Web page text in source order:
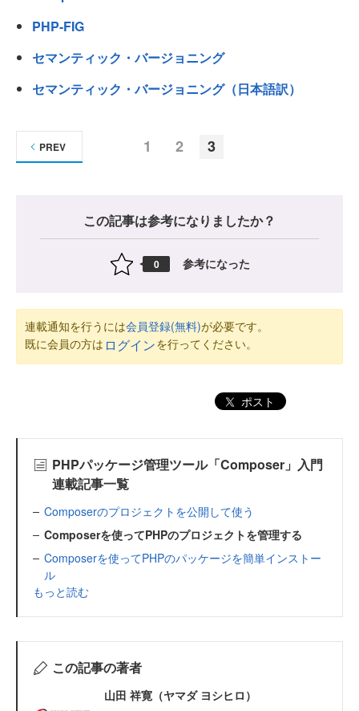
PHP-FIG
セマンティック・バージョニング
セマンティック・バージョニング（日本語訳）
1 2 3
PREV
この記事は参考になりましたか？
0 参考になった
連載通知を行うには会員登録(無料)が必要です。
既に会員の方は ログインを行ってください。
ポスト
PHPパッケージ管理ツール「Composer」入門
連載記事一覧
Composerのプロジェクトを公開して使う
Composerを使ってPHPのプロジェクトを管理する
Composerを使ってPHPのパッケージを簡単インストー
ル
もっと読む
この記事の著者
山田 祥寛（ヤマダ ヨシヒロ）